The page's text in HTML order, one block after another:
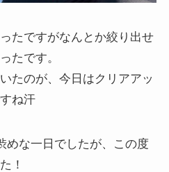
たですがなんとか絞り出せ
たです。
たのが、今日はクリアアッ
ね汗
めな一日でしたが、この度
！